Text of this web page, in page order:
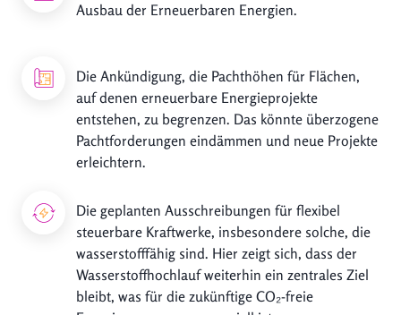
Ausbau der Erneuerbaren Energien.
Die Ankündigung, die Pachthöhen für Flächen,
auf denen erneuerbare Energieprojekte
entstehen, zu begrenzen. Das könnte überzogene
Pachtforderungen eindämmen und neue Projekte
erleichtern.
Die geplanten Ausschreibungen für flexibel
steuerbare Kraftwerke, insbesondere solche, die
wasserstofffähig sind. Hier zeigt sich, dass der
Wasserstoffhochlauf weiterhin ein zentrales Ziel
bleibt, was für die zukünftige CO₂-freie